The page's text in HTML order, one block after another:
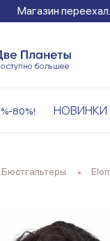
Магазин
80%! НОВИНКИ
Бюстгальтеры